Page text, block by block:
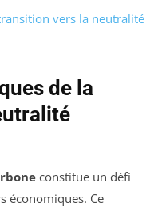
vers la neutralité
de la
constitue un défi
économiques. Ce